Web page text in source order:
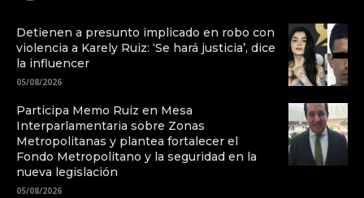
Detienen a presunto implicado en robo con
violencia a Karely Ruiz: ‘Se hará justicia’, dice
la influencer
05/08/2026
Participa Memo Ruiz en Mesa
Interparlamentaria sobre Zonas
Metropolitanas y plantea fortalecer el
Fondo Metropolitano y la seguridad en la
nueva legislación
05/08/2026